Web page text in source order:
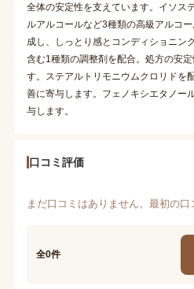
全体の安定性を支えています。イソス
ルアルコールなど3種類の高級アルコ
成し、しっとり感とコンディショニン
含む1種類の調整剤を配合。処方の安
す。ステアルトリモニウムクロリドを
善に寄与します。フェノキシエタノー
与します。
口コミ評価
まだ口コミはありません。最初の
全0件